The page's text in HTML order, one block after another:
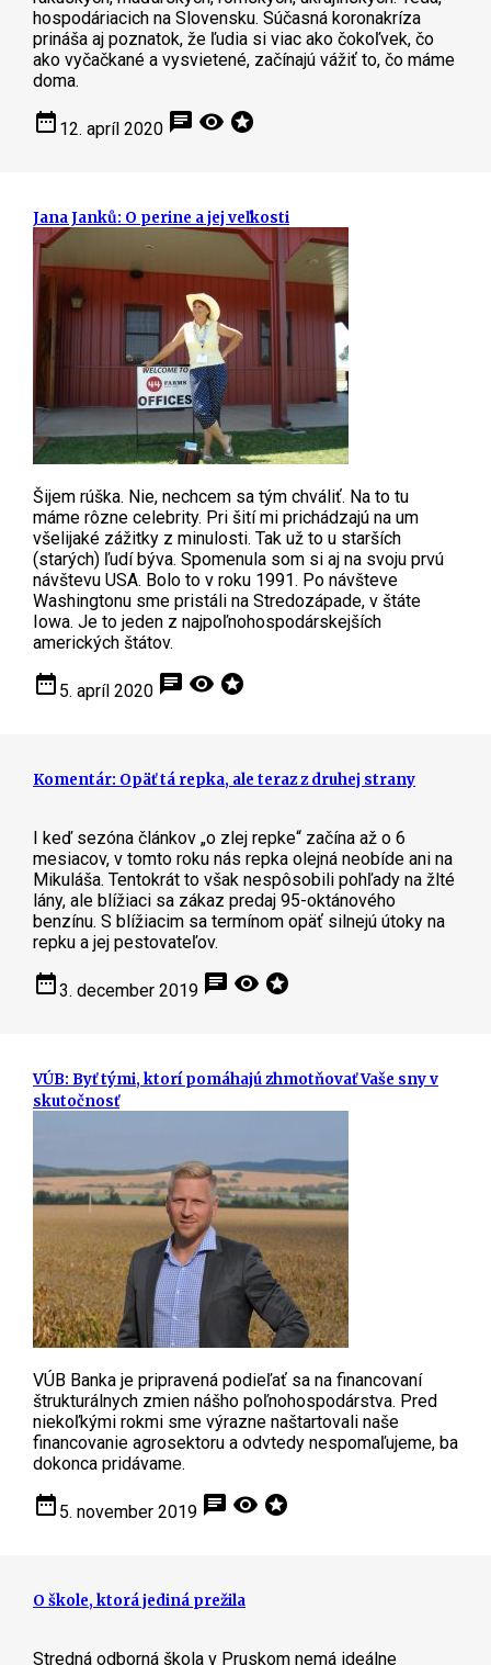
hospodáriacich na Slovensku. Súčasná koronakríza
prináša aj poznatok, že ľudia si viac ako čokoľvek, čo
ako vyčačkané a vysvietené, začínajú vážiť to, čo máme
doma.
date_range 12. apríl 2020 chat visibility stars
Jana Janků: O perine a jej veľkosti
Šijem rúška. Nie, nechcem sa tým chváliť. Na to tu
máme rôzne celebrity. Pri šití mi prichádzajú na um
všelijaké zážitky z minulosti. Tak už to u starších
(starých) ľudí býva. Spomenula som si aj na svoju prvú
návštevu USA. Bolo to v roku 1991. Po návšteve
Washingtonu sme pristáli na Stredozápade, v štáte
Iowa. Je to jeden z najpoľnohospodárskejších
amerických štátov.
date_range 5. apríl 2020 chat visibility stars
Komentár: Opäť tá repka, ale teraz z druhej strany
I keď sezóna článkov „o zlej repke“ začína až o 6
mesiacov, v tomto roku nás repka olejná neobíde ani na
Mikuláša. Tentokrát to však nespôsobili pohľady na žlté
lány, ale blížiaci sa zákaz predaj 95-oktánového
benzínu. S blížiacim sa termínom opäť silnejú útoky na
repku a jej pestovateľov.
date_range3. december 2019 chat visibility stars
VÚB: Byť tými, ktorí pomáhajú zhmotňovať Vaše sny v
skutočnosť
VÚB Banka je pripravená podieľať sa na financovaní
štrukturálnych zmien nášho poľnohospodárstva. Pred
niekoľkými rokmi sme výrazne naštartovali naše
financovanie agrosektoru a odvtedy nespomaľujeme, ba
dokonca pridávame.
date_range 5. november 2019 chat visibility stars
O škole, ktorá jediná prežila
Stredná odborná škola v Pruskom nemá ideálne